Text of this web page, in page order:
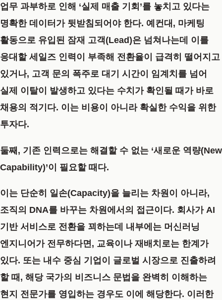
업무 과부하로 인해 ‘실제 매출 기회’를 놓치고 있다는
명확한 데이터가 뒷받침되어야 한다. 예컨대, 마케팅
활동으로 유입된 잠재 고객(Lead)은 넘쳐나는데 이를
응대할 세일즈 인력이 부족해 전환율이 급격히 떨어지고
있거나, 고객 문의 폭주로 대기 시간이 임계치를 넘어
실제 이탈이 발생하고 있다는 수치가 확인될 때가 바로
채용의 적기다. 이는 비용이 아니라 확실한 수익을 위한
투자다.
둘째, 기존 인력으로는 해결할 수 없는 ‘새로운 역량(New
Capability)’이 필요할 때다.
이는 단순히 일손(Capacity)을 늘리는 차원이 아니라,
조직의 DNA를 바꾸는 차원에서의 접근이다. 회사가 AI
기반 서비스로 전환을 꾀하는데 내부에는 머신러닝
엔지니어가 전무하다면, 교육이나 재배치로는 한계가
있다. 또는 내수 중심 기업이 글로벌 시장으로 진출하려
할 때, 해당 국가의 비즈니스 문법을 완벽히 이해하는
현지 전문가를 영입하는 경우도 이에 해당한다. 이러한